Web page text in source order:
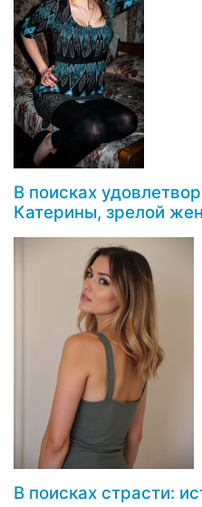
В поисках
Катерины, зрелой
В поисках страсти: